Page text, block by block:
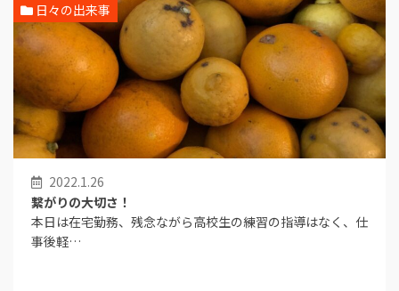
2022.1.26
繋がりの大切さ！
本日は在宅勤務、残念ながら高校生の練習の指導はなく、仕
事後軽…
日々の出来事